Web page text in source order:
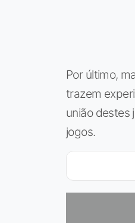
Por último,
trazem
união destes
jogos.